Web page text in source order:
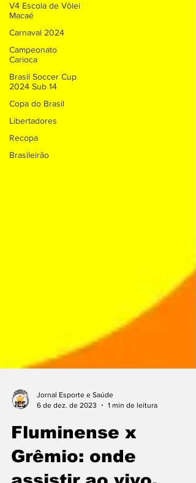
V4 Escola de Vôlei
Macaé
Carnaval 2024
Campeonato
Carioca
Brasil Soccer Cup
2024 Sub 14
Copa do Brasil
Libertadores
Recopa
Brasileirão
Fluminense x
Grêmio: onde